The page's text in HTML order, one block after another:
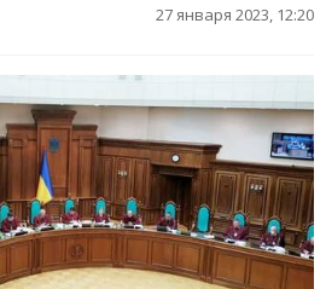
27 января 2023, 12:20